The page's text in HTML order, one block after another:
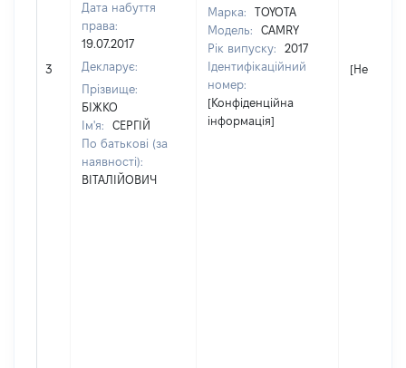
3
Дата набуття
права:
19.07.2017
Декларує:
Прізвище:
БІЖКО
Ім'я:
СЕРГІЙ
По батькові (за
наявності):
ВІТАЛІЙОВИЧ
Марка:
TOYOTA
Модель:
CAMRY
Рік випуску:
2017
Ідентифікаційний
номер:
[Конфіденційна
інформація]
[Не